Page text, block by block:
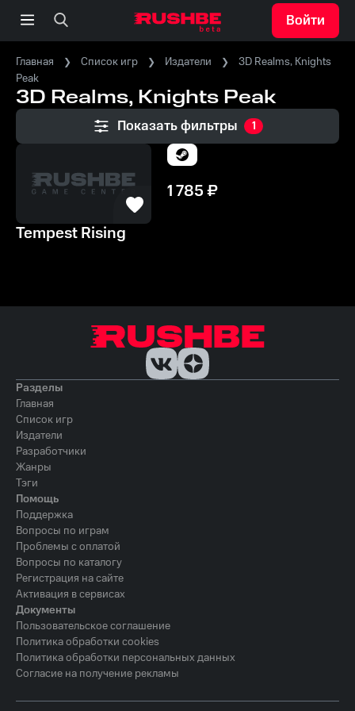
Войти
Главная Список игр Издатели
3D Realms, Knights
Peak
3D Realms, Knights Peak
Показать фильтры 1
1 785₽
Tempest Rising
Разделы
Главная
Список игр
Издатели
Разработчики
Жанры
Тэги
Помощь
Поддержка
Вопросы по играм
Проблемы с оплатой
Вопросы по каталогу
Регистрация на сайте
Активация в сервисах
Документы
Пользовательское соглашение
Политика обработки cookies
Политика обработки персональных данных
Согласие на получение рекламы